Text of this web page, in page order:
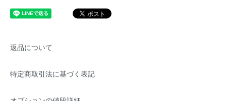
返品について
特定商取引法に基づく表記